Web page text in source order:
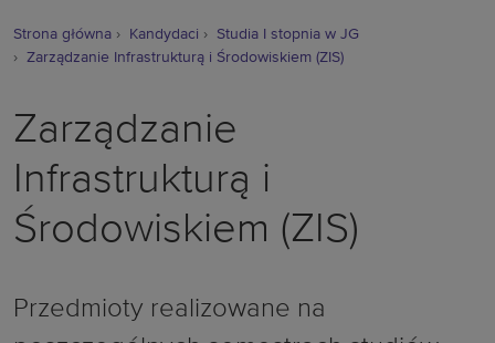
Strona główna Kandydaci
Studia I stopnia w JG
Zarządzanie Infrastrukturą i Środowiskiem (ZIS)
Zarządzanie
Infrastrukturą i
Środowiskiem (ZIS)
Przedmioty realizowane na